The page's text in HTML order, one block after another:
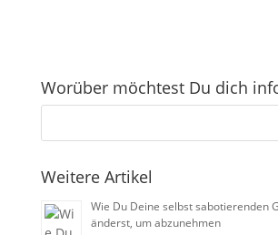
Worüber möchtest Du dich
Weitere Artikel
Wie Du Deine selbst sabotierenden
änderst, um abzunehmen